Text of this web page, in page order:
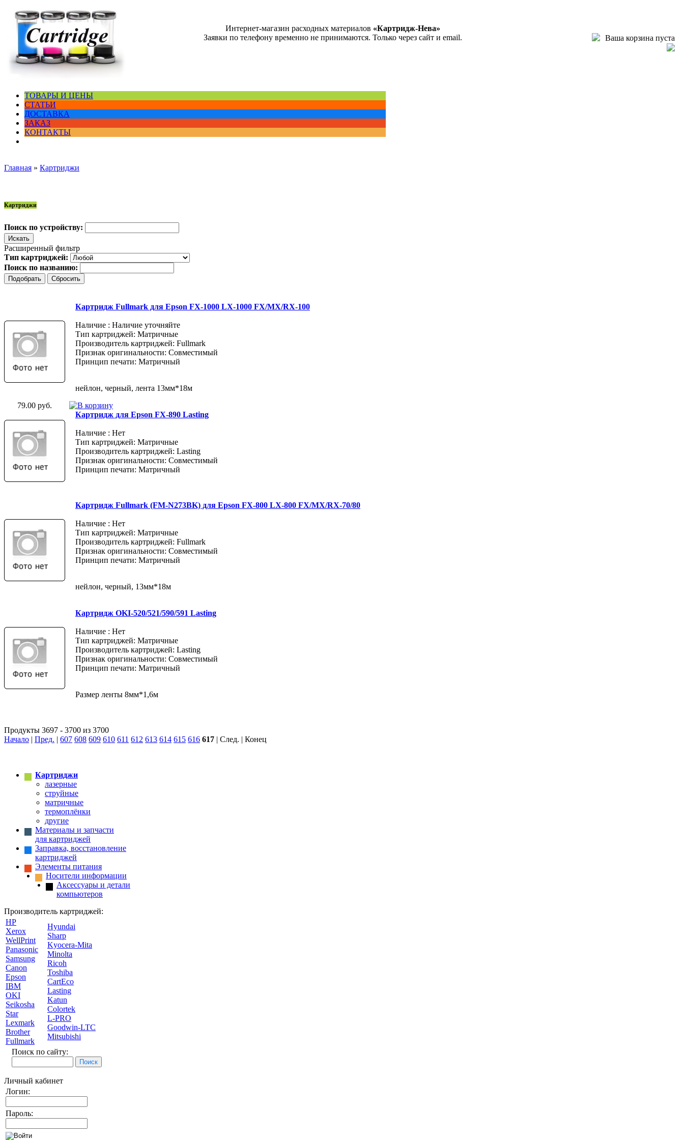
Интернет-магазин расходных материалов «Картридж-Нева»
Заявки по телефону временно не принимаются. Только через сайт и email.
Ваша корзина пуста
ТОВАРЫ И ЦЕНЫ
СТАТЬИ
ДОСТАВКА
ЗАКАЗ
КОНТАКТЫ
Главная » Картриджи
Картриджи
Поиск по устройству:
Расширенный фильтр
Тип картриджей:
Поиск по названию:
Картридж Fullmark для Epson FX-1000 LX-1000 FX/MX/RX-100
Наличие : Наличие уточняйте
Тип картриджей: Матричные
Производитель картриджей: Fullmark
Признак оригинальности: Совместимый
Принцип печати: Матричный
нейлон, черный, лента 13мм*18м
79.00 руб.
Картридж для Epson FX-890 Lasting
Наличие : Нет
Тип картриджей: Матричные
Производитель картриджей: Lasting
Признак оригинальности: Совместимый
Принцип печати: Матричный
Картридж Fullmark (FM-N273BK) для Epson FX-800 LX-800 FX/MX/RX-70/80
Наличие : Нет
Тип картриджей: Матричные
Производитель картриджей: Fullmark
Признак оригинальности: Совместимый
Принцип печати: Матричный
нейлон, черный, 13мм*18м
Картридж OKI-520/521/590/591 Lasting
Наличие : Нет
Тип картриджей: Матричные
Производитель картриджей: Lasting
Признак оригинальности: Совместимый
Принцип печати: Матричный
Размер ленты 8мм*1,6м
Продукты 3697 - 3700 из 3700
Начало | Пред. | 607 608 609 610 611 612 613 614 615 616 617 | След. | Конец
Картриджи
лазерные
струйные
матричные
термоплёнки
другие
Материалы и запчасти
для картриджей
Заправка, восстановление
картриджей
Элементы питания
Носители информации
Аксессуары и детали
компьютеров
Производитель картриджей:
HP
Xerox
WellPrint
Panasonic
Samsung
Canon
Epson
IBM
OKI
Seikosha
Star
Lexmark
Brother
Fullmark
Hyundai
Sharp
Kyocera-Mita
Minolta
Ricoh
Toshiba
CartEco
Lasting
Katun
Colortek
L-PRO
Goodwin-LTC
Mitsubishi
Поиск по сайту:
Личный кабинет
Логин:
Пароль: